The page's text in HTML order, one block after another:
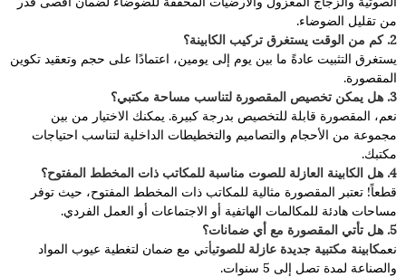
من تقليل الضوضاء.
2. كم من الوقت يستغرق تركيب الكابينة؟
يستغرق التثبيت عادةً ما بين يوم إلى يومين، اعتمادًا على حجم وتعقيد تكوين
المقصورة.
3. هل يمكن تخصيص المقصورة لتناسب مساحة مكتبي؟
نعم، المقصورة قابلة للتخصيص بدرجة كبيرة. يمكنك الاختيار من بين
مجموعة من الأحجام والتصاميم والتخطيطات الداخلية لتناسب احتياجات
مكتبك.
4. هل الكابينة العازلة للصوت مناسبة للمكاتب ذات المخطط المفتوح؟
قطعاً! تعتبر المقصورة مثالية للمكاتب ذات المخطط المفتوح، حيث توفر
مساحات هادئة للمكالمات الهاتفية أو الاجتماعات أو العمل الفردي.
5. هل تأتي المقصورة مع أي ضمانات؟
نعمكابينة مكتبية جديدة عازلة للصوتيأتي مع ضمان لتغطية عيوب المواد
والصناعة لمدة تصل إلى 5 سنوات.